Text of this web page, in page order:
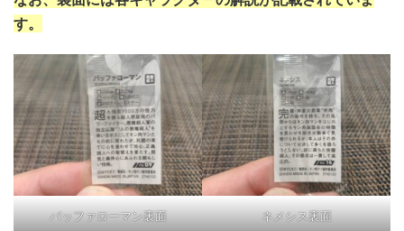
す。
バッファローマン裏面 ネメシス裏面